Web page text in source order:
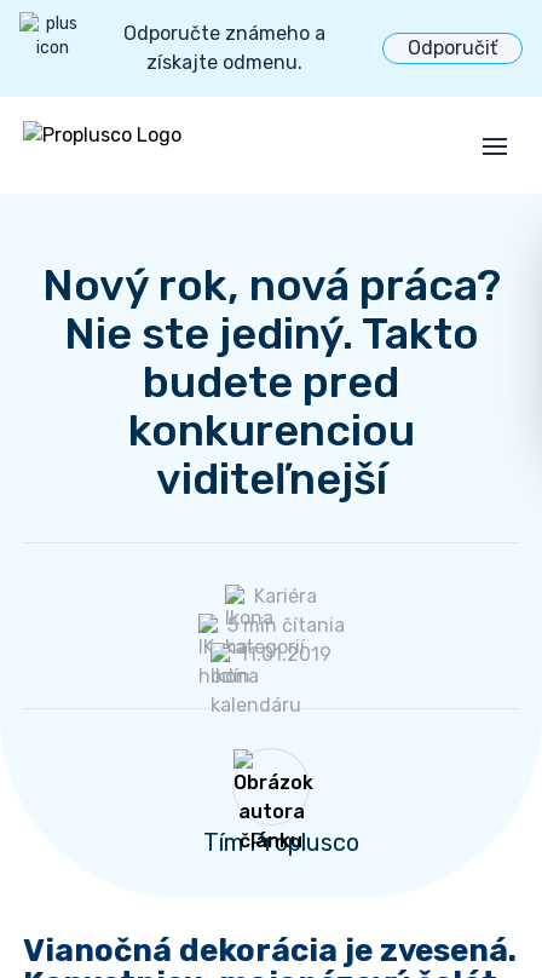
Odporučte známeho a
získajte odmenu.
Odporučiť
Nový rok, nová práca?
Nie ste jediný. Takto
budete pred
konkurenciou
viditeľnejší
Kariéra
5 min čítania
11.01.2019
Tím Proplusco
Vianočná dekorácia je zvesená.